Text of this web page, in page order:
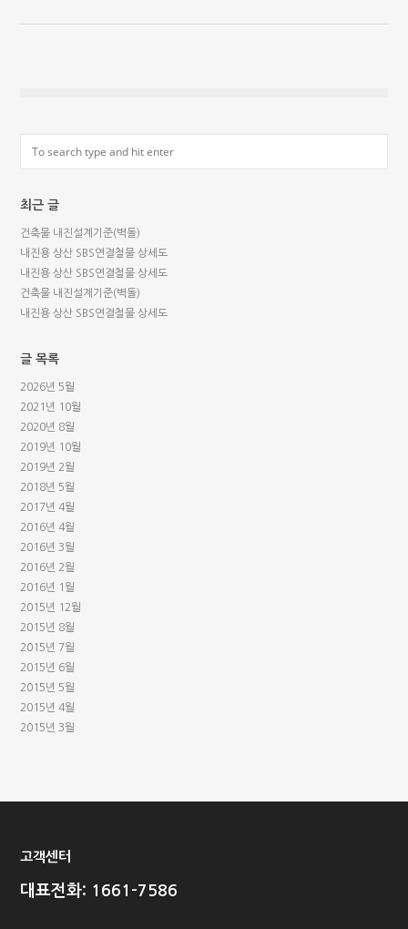
최근 글
건축물 내진설계기준(벽돌)
내진용 상산 SBS연결철물 상세도
내진용 상산 SBS연결철물 상세도
건축물 내진설계기준(벽돌)
내진용 상산 SBS연결철물 상세도
글 목록
2026년 5월
2021년 10월
2020년 8월
2019년 10월
2019년 2월
2018년 5월
2017년 4월
2016년 4월
2016년 3월
2016년 2월
2016년 1월
2015년 12월
2015년 8월
2015년 7월
2015년 6월
2015년 5월
2015년 4월
2015년 3월
고객센터
대표전화: 1661-7586